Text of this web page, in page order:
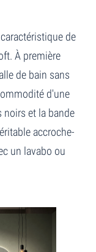
de
À première
de bain sans
d'une
noirs et la bande
accroche-
un lavabo ou